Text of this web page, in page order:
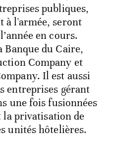
publiques,
à l'armée, seront
en cours.
du Caire,
Company et
Il est aussi
entreprises gérant
une fois fusionnées
la privatisation de
unités hôtelières.